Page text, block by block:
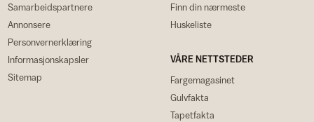
Samarbeidspartnere
Annonsere
Personvernerklæring
Informasjonskapsler
Sitemap
Finn din nærmeste
Huskeliste
VÅRE NETTSTEDER
Fargemagasinet
Gulvfakta
Tapetfakta